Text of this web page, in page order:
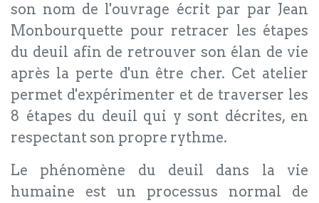
son nom de l'ouvrage écrit par par Jean
Monbourquette pour retracer les étapes
du deuil afin de retrouver son élan de vie
après la perte d'un être cher. Cet atelier
permet d'expérimenter et de traverser les
8 étapes du deuil qui y sont décrites, en
respectant son propre rythme.
Le phénomène du deuil dans la vie
humaine est un processus normal de